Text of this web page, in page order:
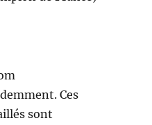
Ces
sont